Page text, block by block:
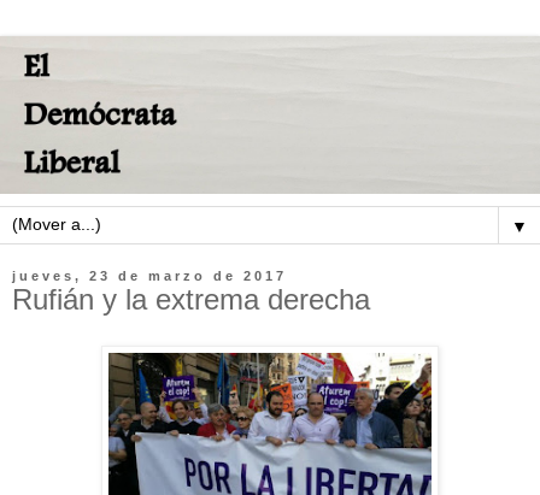
▼
jueves, 23 de marzo de 2017
Rufián y la extrema derecha